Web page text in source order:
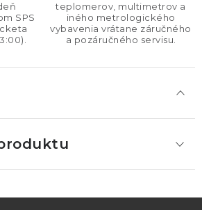
SPS
teplomerov, multimetrov a
iného metrologického
vybavenia vrátane záručného
a pozáručného servisu.